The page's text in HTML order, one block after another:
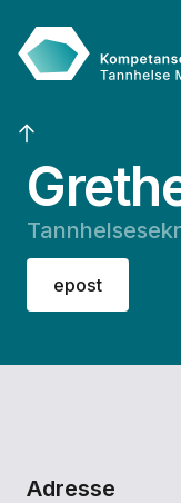
epost
Adresse